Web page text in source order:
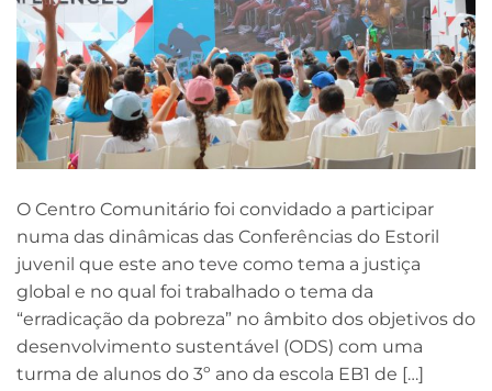
O Centro Comunitário foi convidado a participar
numa das dinâmicas das Conferências do Estoril
juvenil que este ano teve como tema a justiça
global e no qual foi trabalhado o tema da
“erradicação da pobreza” no âmbito dos objetivos do
desenvolvimento sustentável (ODS) com uma
turma de alunos do 3º ano da escola EB1 de […]